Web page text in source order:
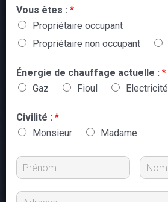
Vous êtes : *
Propriétaire occupant
Propriétaire non occupant
Énergie de chauffage actuelle : *
Gaz
Fioul Electricité
Civilité : *
Monsieur
Madame